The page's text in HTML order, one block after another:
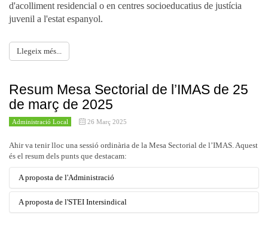
d'acolliment residencial o en centres socioeducatius de justícia
juvenil a l'estat espanyol.
Llegeix més...
Resum Mesa Sectorial de l’IMAS de 25
de març de 2025
Administració Local 26 Març 2025
Ahir va tenir lloc una sessió ordinària de la Mesa Sectorial de l’IMAS. Aquest
és el resum dels punts que destacam:
A proposta de l'Administració
Va explicar la nova Instrucció de Formació de l’IMAS 2025.
A proposta de l'STEI Intersindical